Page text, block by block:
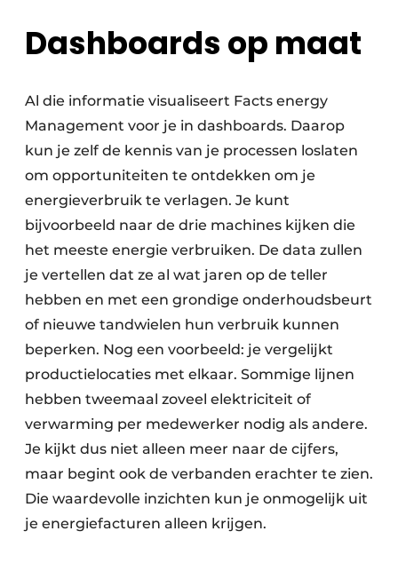
Dashboards op maat
Al die informatie visualiseert Facts energy
Management voor je in dashboards. Daarop
kun je zelf de kennis van je processen loslaten
om opportuniteiten te ontdekken om je
energieverbruik te verlagen. Je kunt
bijvoorbeeld naar de drie machines kijken die
het meeste energie verbruiken. De data zullen
je vertellen dat ze al wat jaren op de teller
hebben en met een grondige onderhoudsbeurt
of nieuwe tandwielen hun verbruik kunnen
beperken. Nog een voorbeeld: je vergelijkt
productielocaties met elkaar. Sommige lijnen
hebben tweemaal zoveel elektriciteit of
verwarming per medewerker nodig als andere.
Je kijkt dus niet alleen meer naar de cijfers,
maar begint ook de verbanden erachter te zien.
Die waardevolle inzichten kun je onmogelijk uit
je energiefacturen alleen krijgen.